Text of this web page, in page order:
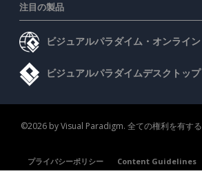
注目の製品
ビジュアルパラダイム・オンライン
ビジュアルパラダイムデスクトップ
©2026 by Visual Paradigm. 全ての権利を有する
プライバシーポリシー
Content Guidelines